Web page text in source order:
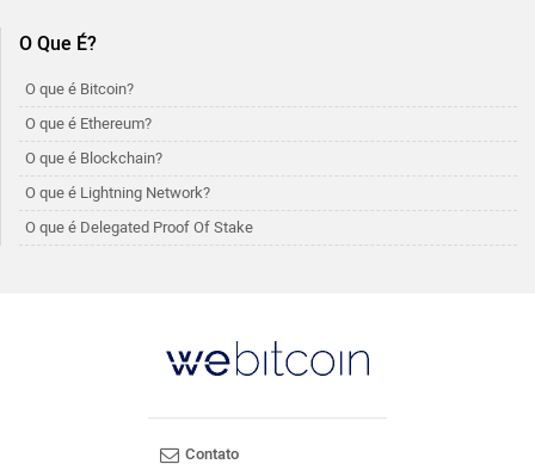
O Que É?
O que é Bitcoin?
O que é Ethereum?
O que é Blockchain?
O que é Lightning Network?
O que é Delegated Proof Of Stake
Contato